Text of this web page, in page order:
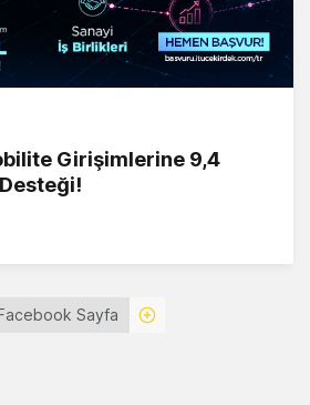
Girişimlerine 9,4
Sayfa